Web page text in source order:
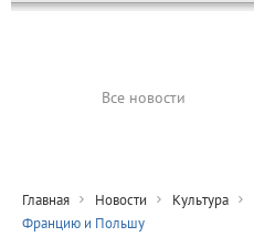
Все новости
Главная Новости Культура
Францию и Польшу